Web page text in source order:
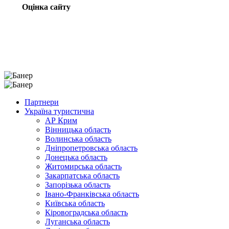
Оцінка сайту
Партнери
Україна туристична
АР Крим
Вінницька область
Волинська область
Дніпропетровська область
Донецька область
Житомирська область
Закарпатська область
Запорізька область
Івано-Франківська область
Київська область
Кіровоградська область
Луганська область